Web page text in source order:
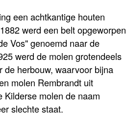
een achtkantige houten
werd een belt opgeworpen
Vos" genoemd naar de
werd de molen grotendeels
herbouw, waarvoor bijna
molen Rembrandt uit
Kilderse molen de naam
slechte staat.